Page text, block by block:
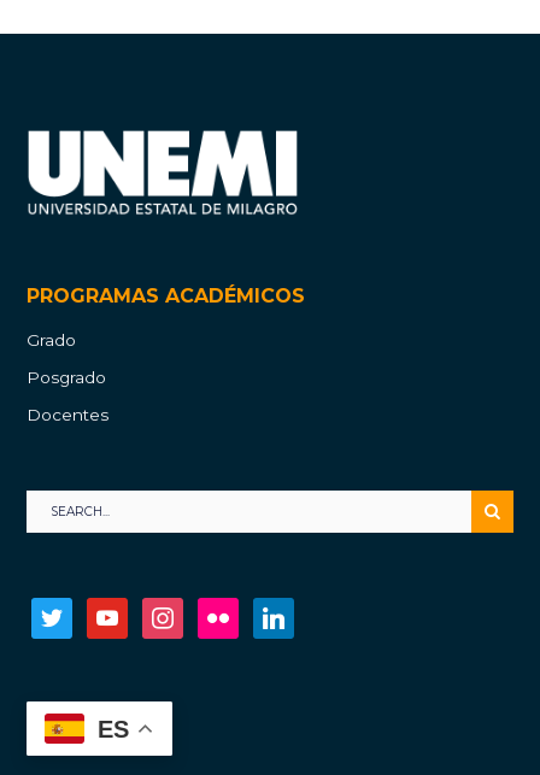
PROGRAMAS ACADÉMICOS
Grado
Posgrado
Docentes
twitter youtube instagramflickr
ES